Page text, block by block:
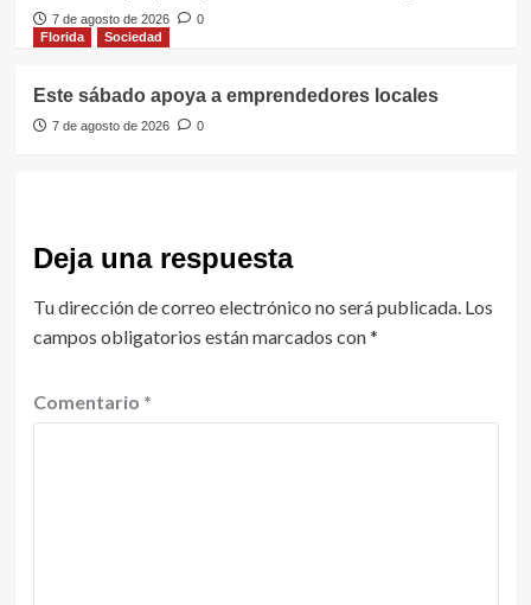
7 de agosto de 2026
0
Florida
Sociedad
Este sábado apoya a emprendedores locales
7 de agosto de 2026 0
Deja una respuesta
Tu dirección de correo electrónico no será publicada. Los
campos obligatorios están marcados con*
Comentario *